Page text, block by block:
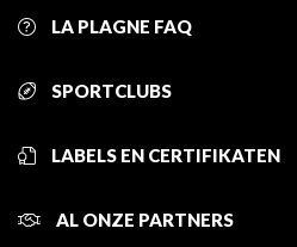
LA PLAGNE FAQ
SPORTCLUBS
LABELS EN CERTIFIKATEN
AL ONZE PARTNERS